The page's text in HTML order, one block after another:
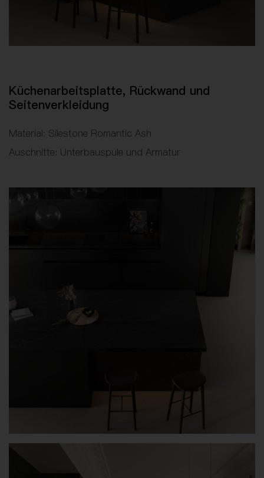
Küchenarbeitsplatte, Rückwand und
Seitenverkleidung
Material: Silestone Romantic Ash
Auschnitte: Unterbauspüle und Armatur